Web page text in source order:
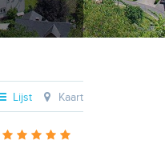
Lijst Kaart